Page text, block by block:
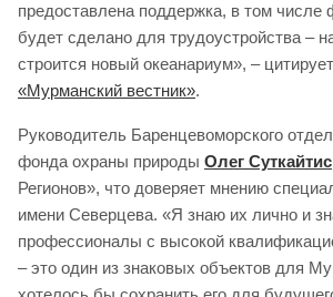
предоставлена поддержка, в том числе
будет сделано для трудоустройства –
строится новый океанариум», –
«Мурманский вестник».
Руководитель Баренцевоморского
фонда охраны природы Олег Суткайтис
Регионов», что доверяет мнению
имени Северцева. «Я знаю их лично и
профессионалы с высокой
– это один из знаковых объектов для